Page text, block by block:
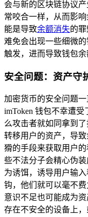
会与新的区块链协议
常咬合一样，从而影
能是导致余额消失的
难免会出现一些细微
触发，进而导致钱包
安全问题：资产守
加密货币的安全问题
imToken 钱包不幸遭
么攻击者就如同拿到
转移用户的资产，导
猾的手段来获取用户
些不法分子会精心伪
为诱饵，诱导用户输
钩，他们就可以毫不
意识不足也可能成为
存在不安全的设备上